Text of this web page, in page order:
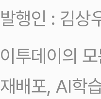
발행인 : 김상
이투데이의
재배포, AI학